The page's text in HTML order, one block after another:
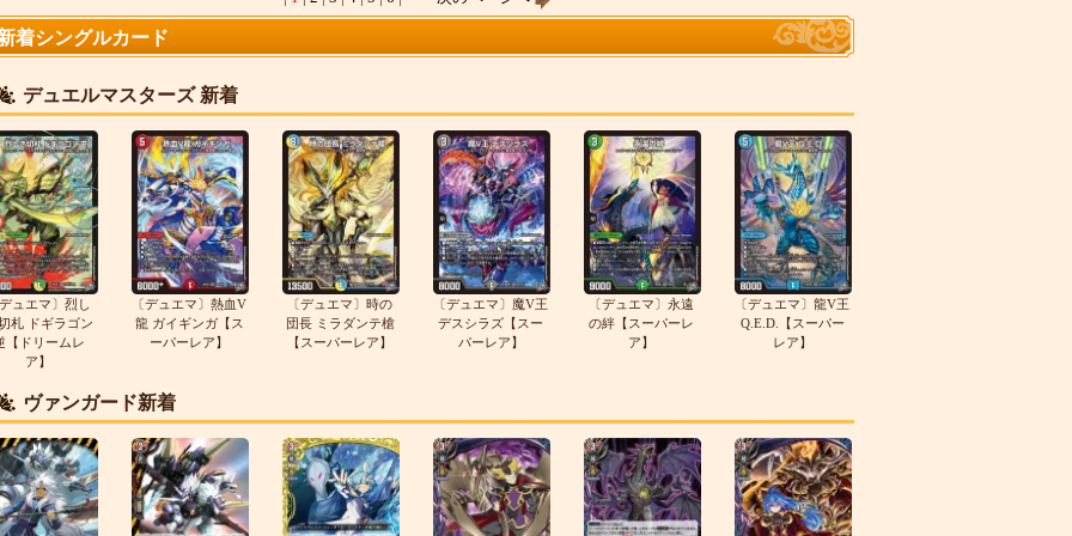
着シングルカード
デュエルマスターズ 新着
ュエマ〕烈し
札 ドギラゴン
【ドリームレ
ア】
〔デュエマ〕熱血V
龍 ガイギンガ【ス
ーパーレア】
〔デュエマ〕時の
団長 ミラダンテ槍
【スーパーレア】
〔デュエマ〕魔V王
デスシラズ【スー
パーレア】
〔デュエマ〕永遠
の絆【スーパーレ
ア】
〔デュエマ〕龍V王
Q.E.D.【スーパー
レア】
ヴァンガード新着